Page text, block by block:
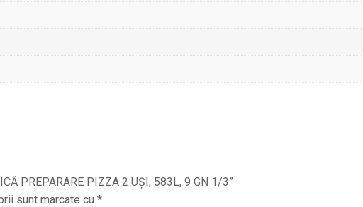
PREPARARE PIZZA 2 UȘI, 583L, 9 GN 1/3”
sunt marcate cu *